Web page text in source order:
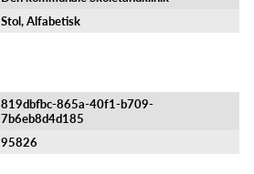
Stol, Alfabetisk
819dbfbc-865a-40f1-b709-
7b6eb8d4d185
95826